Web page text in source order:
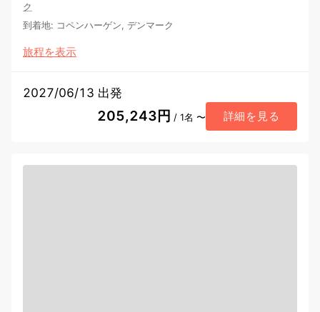
ク
到着地: コペンハーゲン, デンマーク
旅程を表示
2027/06/13 出発
205,243円 / 1名 〜 詳細を見る